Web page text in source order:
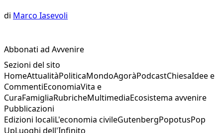
di Marco Iasevoli
Abbonati ad Avvenire
Sezioni del sito
HomeAttualitàPoliticaMondoAgoràPodcastChiesaIdee e
CommentiEconomiaVita e
CuraFamigliaRubricheMultimediaEcosistema avvenire
Pubblicazioni
Edizioni localiL'economia civileGutenbergPopotusPop
UpLuoghi dell'Infinito